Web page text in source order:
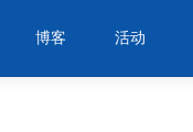
博客 活动